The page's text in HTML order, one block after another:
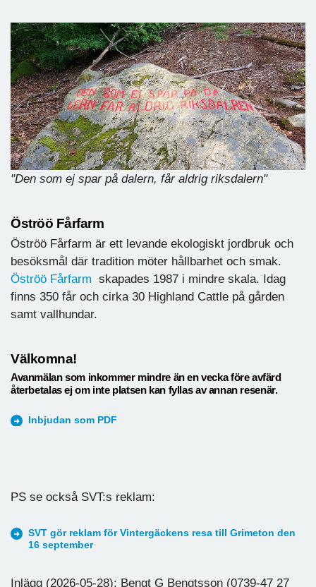
"Den som ej spar på dalern, får aldrig riksdalern"
Öströö Fårfarm
Öströö Fårfarm är ett levande ekologiskt jordbruk och
besöksmål där tradition möter hållbarhet och smak.
Öströö Fårfarm skapades 1987 i mindre skala. Idag
finns 350 får och cirka 30 Highland Cattle på gården
samt vallhundar.
Välkomna!
Avanmälan som inkommer mindre än en vecka före avfärd
återbetalas ej om inte platsen kan fyllas av annan resenär.
Inbjudan som PDF
PS se också SVT:s reklam:
SVT gör reklam för Vintergäckens resa till Grimeton den
16 september
Inlägg (2026-05-28): Bengt G Bengtsson (0739-47 27